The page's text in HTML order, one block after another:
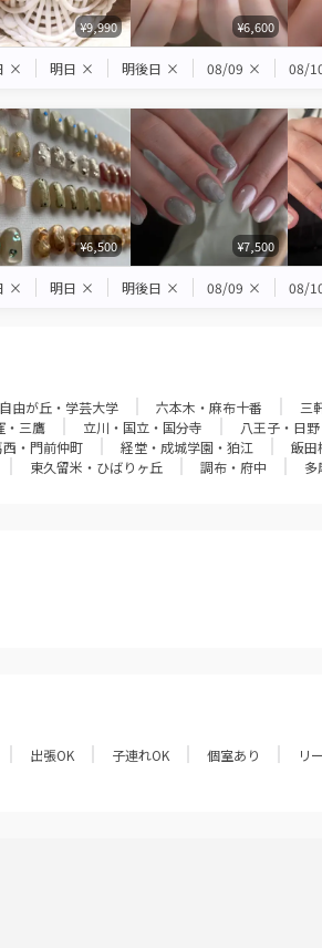
¥9,990 ¥6,600
× 明日 × 明後日 × 08/09 × 08/
¥6,500 ¥7,500
× 明日 × 明後日 × 08/09 × 08/
自由が丘・学芸大学 六本木・麻布十番
三
・三鷹 立川・国立・国分寺 八王子・日
・門前仲町 経堂・成城学園・狛江
飯田
東久留米・ひばりヶ丘 調布・府中 多
出張OK 子連れOK 個室あり リ